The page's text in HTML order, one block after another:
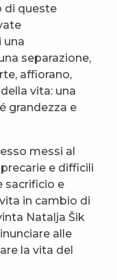
di queste
una
separazione,
affiorano,
vita: una
grandezza e
messi al
e difficili
sacrificio e
in cambio di
Natalja Šik
alle
la vita del